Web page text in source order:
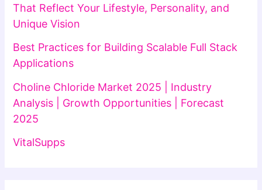
That Reflect Your Lifestyle, Personality, and
Unique Vision
Best Practices for Building Scalable Full Stack
Applications
Choline Chloride Market 2025 | Industry
Analysis | Growth Opportunities | Forecast
2025
VitalSupps